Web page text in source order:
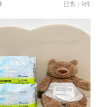
已售：0件